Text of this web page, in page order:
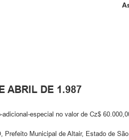
ABRIL DE 1.987
especial no valor de Cz$
Prefeito Municipal de Altair, Estado de